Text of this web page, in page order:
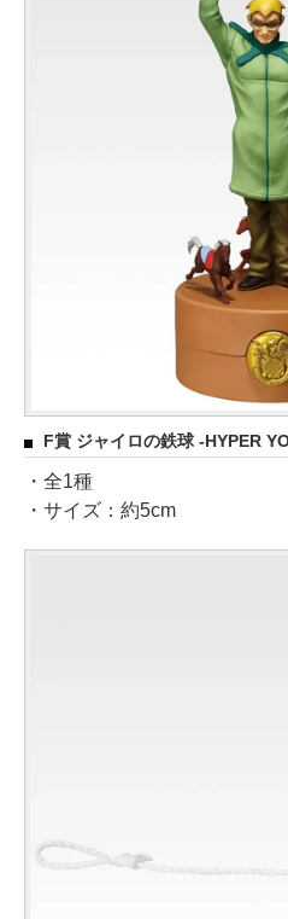
F賞 ジャイロの鉄球 -HYPER
・全1種
・サイズ：約5cm